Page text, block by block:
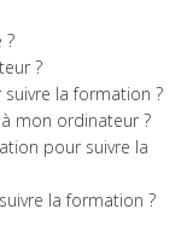
?
?
la formation ?
mon ordinateur ?
pour suivre la
la formation ?